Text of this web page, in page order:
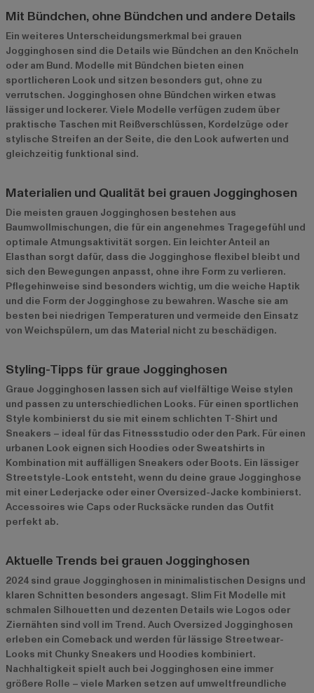
Mit Bündchen, ohne Bündchen und andere Details
Ein weiteres Unterscheidungsmerkmal bei grauen
Jogginghosen sind die Details wie Bündchen an den Knöcheln
oder am Bund. Modelle mit Bündchen bieten einen
sportlicheren Look und sitzen besonders gut, ohne zu
verrutschen. Jogginghosen ohne Bündchen wirken etwas
lässiger und lockerer. Viele Modelle verfügen zudem über
praktische Taschen mit Reißverschlüssen, Kordelzüge oder
stylische Streifen an der Seite, die den Look aufwerten und
gleichzeitig funktional sind.
Materialien und Qualität bei grauen Jogginghosen
Die meisten grauen Jogginghosen bestehen aus
Baumwollmischungen, die für ein angenehmes Tragegefühl und
optimale Atmungsaktivität sorgen. Ein leichter Anteil an
Elasthan sorgt dafür, dass die Jogginghose flexibel bleibt und
sich den Bewegungen anpasst, ohne ihre Form zu verlieren.
Pflegehinweise sind besonders wichtig, um die weiche Haptik
und die Form der Jogginghose zu bewahren. Wasche sie am
besten bei niedrigen Temperaturen und vermeide den Einsatz
von Weichspülern, um das Material nicht zu beschädigen.
Styling-Tipps für graue Jogginghosen
Graue Jogginghosen lassen sich auf vielfältige Weise stylen
und passen zu unterschiedlichen Looks. Für einen sportlichen
Style kombinierst du sie mit einem schlichten T-Shirt und
Sneakers – ideal für das Fitnessstudio oder den Park. Für einen
urbanen Look eignen sich Hoodies oder Sweatshirts in
Kombination mit auffälligen Sneakers oder Boots. Ein lässiger
Streetstyle-Look entsteht, wenn du deine graue Jogginghose
mit einer Lederjacke oder einer Oversized-Jacke kombinierst.
Accessoires wie Caps oder Rucksäcke runden das Outfit
perfekt ab.
Aktuelle Trends bei grauen Jogginghosen
2024 sind graue Jogginghosen in minimalistischen Designs und
klaren Schnitten besonders angesagt. Slim Fit Modelle mit
schmalen Silhouetten und dezenten Details wie Logos oder
Ziernähten sind voll im Trend. Auch Oversized Jogginghosen
erleben ein Comeback und werden für lässige Streetwear-
Looks mit Chunky Sneakers und Hoodies kombiniert.
Nachhaltigkeit spielt auch bei Jogginghosen eine immer
größere Rolle – viele Marken setzen auf umweltfreundliche